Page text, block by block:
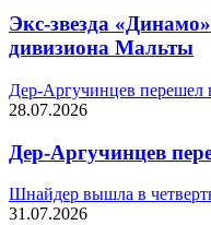
Экс-звезда
дивизиона Мальты
Дер-Аргучинцев перешел
28.07.2026
Дер-Аргучинцев
Шнайдер вышла в
31.07.2026